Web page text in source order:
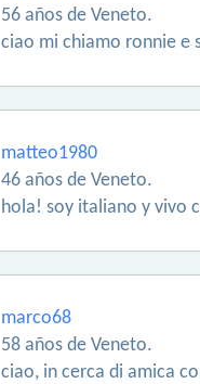
56 años de Veneto.
ciao mi chiamo ronnie e
matteo1980
46 años de Veneto.
hola! soy italiano y vivo
marco68
58 años de Veneto.
ciao, in cerca di amica